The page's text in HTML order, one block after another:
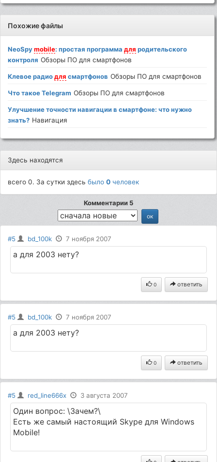
Похожие файлы
NeoSpymobile: простая программадля родительского
контроля Обзоры ПО для смартфонов
Клевое радиодля смартфонов Обзоры ПО для смартфонов
Что такое Telegram Обзоры ПО для смартфонов
Улучшение точности навигации в смартфоне: что нужно
знать? Навигация
Здесь находятся
всего 0. За сутки здесьбыло0 человек
Комментарии 5
#5 bd_100k 7 ноября 2007
а для 2003 нету?
0 ответить
#5 bd_100k 7 ноября 2007
а для 2003 нету?
0 ответить
#5 red_line666x 3 августа 2007
Один вопрос: \Зачем?\
Есть же самый настоящий Skype для Windows
Mobile!